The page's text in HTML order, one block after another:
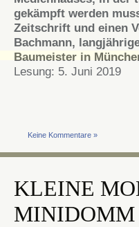
gekämpft werden
Zeitschrift und einen
Bachmann,
Baumeister in
Lesung: 5. Juni 2019
Keine Kommentare »
KLEINE
MINIDOMM